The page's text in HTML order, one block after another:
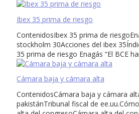
Ibex 35 prima de riesgo
ContenidosIbex 35 prima de
stockholm 30Acciones del ibex
35 prima de riesgo Enagás “El BCE
Cámara baja y cámara alta
ContenidosCámara baja y cámara
pakistánTribunal fiscal de